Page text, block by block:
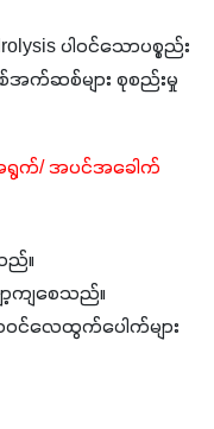
ပါဝင်သောပစ္စည်း
နစ်အက်ဆစ်များ စုစည်းမှု
အရွက်/ အပင်အခေါက်
ည်။
ကျစေသည်။
ဝင်လေထွက်ပေါက်များ